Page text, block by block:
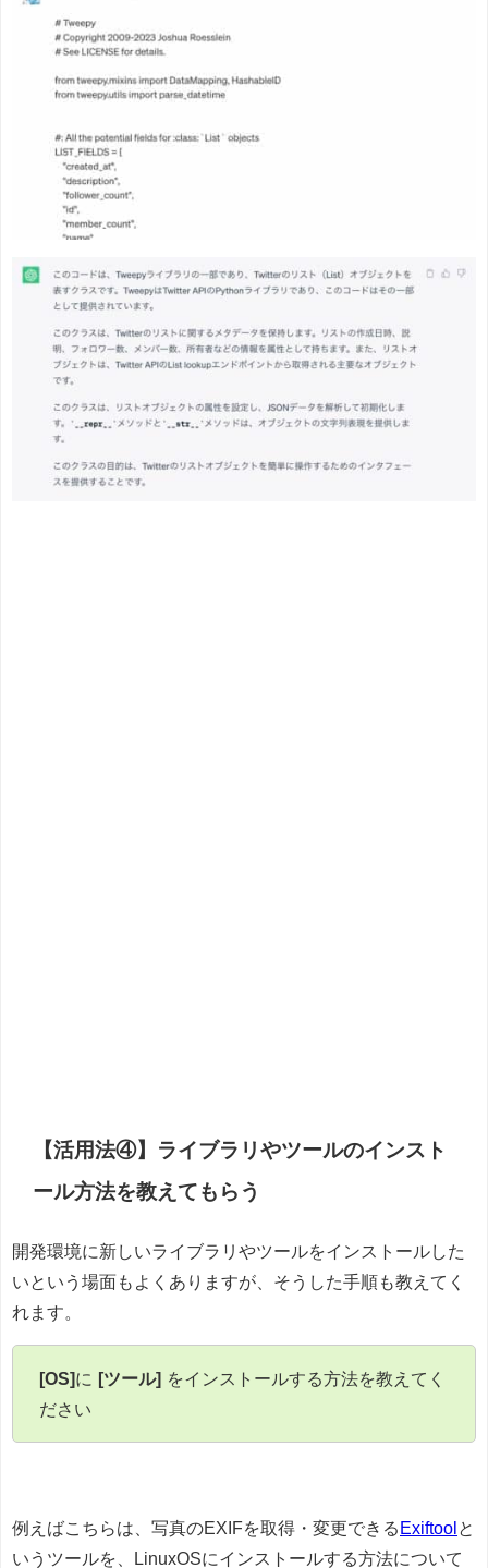
【活用法④】ライブラリやツールのインスト
ール方法を教えてもらう
開発環境に新しいライブラリやツールをインストールした
いという場面もよくありますが、そうした手順も教えてく
れます。
[OS]に [ツール] をインストールする方法を教えてく
ださい
例えばこちらは、写真のEXIFを取得・変更できるExiftool と
いうツールを、LinuxOSにインストールする方法について